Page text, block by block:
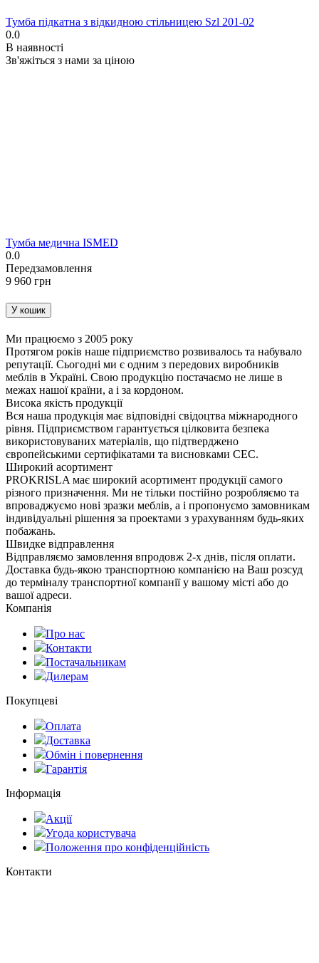
Тумба підкатна з відкидною стільницею Szl 201-02
0.0
В наявності
Зв'яжіться з нами за ціною
Тумба медична ISMED
0.0
Передзамовлення
‍9 960‍ грн
У кошик
Ми працюємо з 2005 року
Протягом років наше підприємство розвивалось та набувало
репутації. Сьогодні ми є одним з передових виробників
меблів в Україні. Свою продукцію постачаємо не лише в
межах нашої країни, а і за кордоном.
Висока якість продукції
Вся наша продукція має відповідні свідоцтва міжнародного
рівня. Підприємством гарантується цілковита безпека
використовуваних матеріалів, що підтверджено
європейськими сертифікатами та висновками СЕС.
Широкий асортимент
PROKRISLA має широкий асортимент продукції самого
різного призначення. Ми не тільки постійно розробляємо та
впроваджуємо нові зразки меблів, а і пропонуємо замовникам
індивідуальні рішення за проектами з урахуванням будь-яких
побажань.
Швидке відправлення
Відправляємо замовлення впродовж 2-х днів, після оплати.
Доставка будь-якою транспортною компанією на Ваш розсуд
до терміналу транспортної компанії у вашому місті або до
вашої адреси.
Компанія
Про нас
Контакти
Постачальникам
Дилерам
Покупцеві
Оплата
Доставка
Обмін і повернення
Гарантія
Інформація
Акції
Угода користувача
Положення про конфіденційність
Контакти